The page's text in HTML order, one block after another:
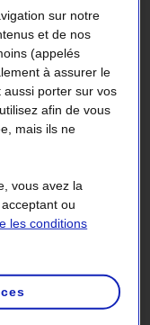
les normes
2003,
fiabilité no.2
pouvoirs à la
le régime
sur notre
et de nos
(appelés
à assurer le
aussi porter sur vos
afin de vous
mais ils ne
vous avez la
ou
les conditions